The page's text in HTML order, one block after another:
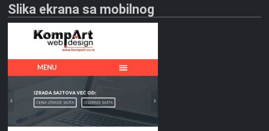
Slika ekrana sa mobilnog